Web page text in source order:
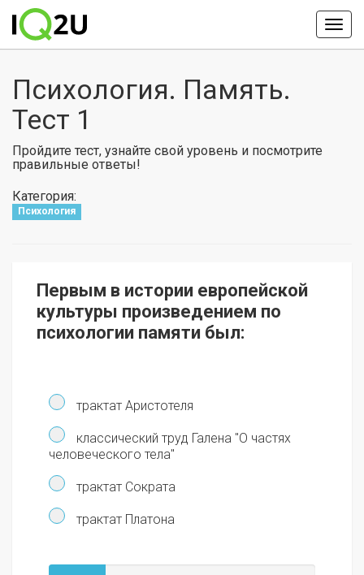
Психология. Память.
Тест 1
Пройдите тест, узнайте свой уровень и посмотрите
правильные ответы!
Категория:
Психология
Первым в истории европейской
культуры произведением по
психологии памяти был:
трактат Аристотеля
классический труд Галена "О частях
человеческого тела"
трактат Сократа
трактат Платона